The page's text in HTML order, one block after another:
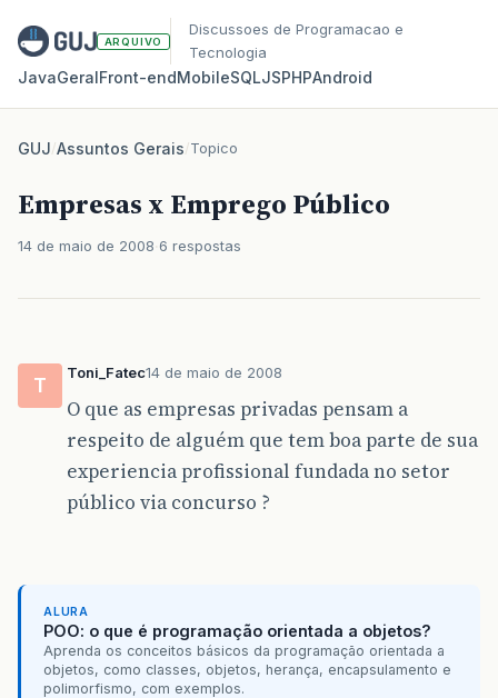
ARQUIVO
Discussoes de Programacao e
Tecnologia
JavaGeralFront‑endMobileSQLJSPHPAndroid
GUJ/Assuntos Gerais/Topico
Empresas x Emprego Público
14 de maio de 2008 6 respostas
T
Toni_Fatec14 de maio de 2008
O que as empresas privadas pensam a
respeito de alguém que tem boa parte de sua
experiencia profissional fundada no setor
público via concurso ?
ALURA
POO: o que é programação orientada a objetos?
Aprenda os conceitos básicos da programação orientada a
objetos, como classes, objetos, herança, encapsulamento e
polimorfismo, com exemplos.